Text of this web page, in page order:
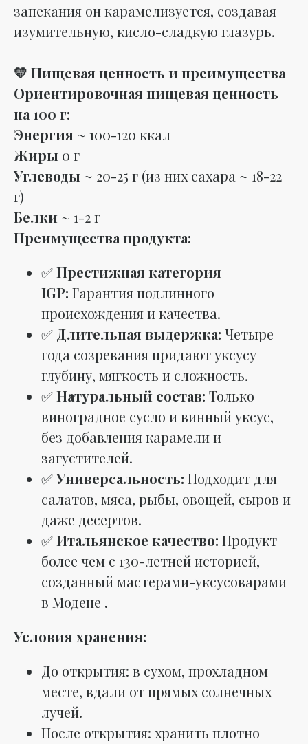
запекания он карамелизуется, создавая
изумительную, кисло-сладкую глазурь.
💛 Пищевая ценность и преимущества
Ориентировочная пищевая ценность
на 100 г:
Энергия ~ 100-120 ккал
Жиры 0 г
Углеводы ~ 20-25 г (из них сахара ~ 18-22
г)
Белки ~ 1-2 г
Преимущества продукта:
✅Престижная категория
IGP: Гарантия подлинного
происхождения и качества.
✅ Длительная выдержка: Четыре
года созревания придают уксусу
глубину, мягкость и сложность.
✅Натуральный состав: Только
виноградное сусло и винный уксус,
без добавления карамели и
загустителей.
✅Универсальность: Подходит для
салатов, мяса, рыбы, овощей, сыров и
даже десертов.
✅Итальянское качество: Продукт
более чем с 130-летней историей,
созданный мастерами-уксусоварами
в Модене .
Условия хранения:
До открытия: в сухом, прохладном
месте, вдали от прямых солнечных
лучей.
После открытия: хранить плотно